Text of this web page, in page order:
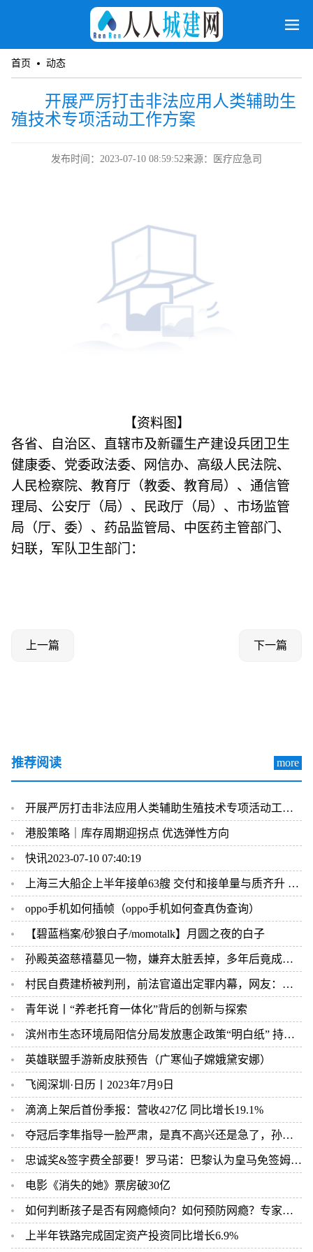
首页 动态
开展严厉打击非法应用人类辅助生
殖技术专项活动工作方案
发布时间：2023-07-10 08:59:52来源：医疗应急司
【资料图】
各省、自治区、直辖市及新疆生产建设兵团卫生
健康委、党委政法委、网信办、高级人民法院、
人民检察院、教育厅（教委、教育局）、通信管
理局、公安厅（局）、民政厅（局）、市场监管
局（厅、委）、药品监管局、中医药主管部门、
妇联，军队卫生部门：
上一篇 下一篇
推荐阅读 more
开展严厉打击非法应用人类辅助生殖技术专项活动工作方案
港股策略｜库存周期迎拐点 优选弹性方向
快讯2023-07-10 07:40:19
上海三大船企上半年接单63艘 交付和接单量与质齐升 中高端船型逾九成
oppo手机如何插帧（oppo手机如何查真伪查询）
【碧蓝档案/砂狼白子/momotalk】月圆之夜的白子
孙殿英盗慈禧墓见一物，嫌弃太脏丢掉，多年后竟成国宝，后悔一生
村民自费建桥被判刑，前法官道出定罪内幕，网友：太令人寒心了！
青年说丨“养老托育一体化”背后的创新与探索
滨州市生态环境局阳信分局发放惠企政策“明白纸” 持续优化全县营商环境
英雄联盟手游新皮肤预告（广寒仙子嫦娥黛安娜）
飞阅深圳·日历丨2023年7月9日
滴滴上架后首份季报：营收427亿 同比增长19.1%
夺冠后李隼指导一脸严肃，是真不高兴还是急了，孙颖莎还有辩解
忠诚奖&签字费全部要！罗马诺：巴黎认为皇马免签姆巴佩达成协议
电影《消失的她》票房破30亿
如何判断孩子是否有网瘾倾向？如何预防网瘾？专家来支招
上半年铁路完成固定资产投资同比增长6.9%